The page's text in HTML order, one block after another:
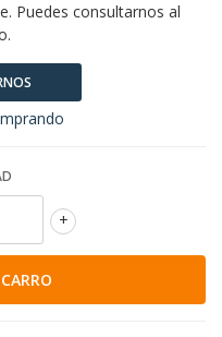
Puedes consultarnos al
+